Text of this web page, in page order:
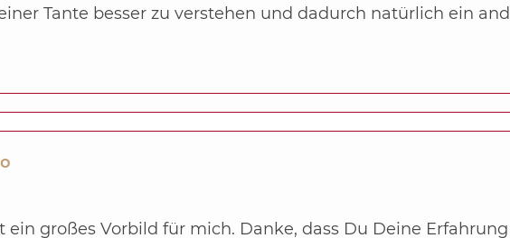
Tante besser zu verstehen und dadurch natürlich ein
ein großes Vorbild für mich. Danke, dass Du Deine